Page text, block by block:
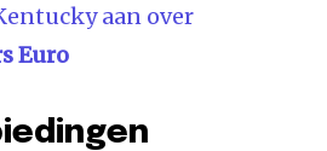
aan over
Euro